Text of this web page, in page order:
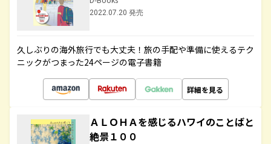
2022.07.20 発売
久しぶりの海外旅行でも大丈夫！旅の手配や準備に使えるテク
ニックがつまった24ページの電子書籍
詳細を見る
ＡＬＯＨＡを感じるハワイのことばと
絶景１００